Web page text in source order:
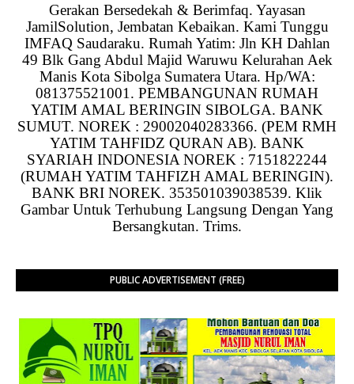
Gerakan Bersedekah & Berimfaq. Yayasan
JamilSolution, Jembatan Kebaikan. Kami Tunggu
IMFAQ Saudaraku. Rumah Yatim: Jln KH Dahlan
49 Blk Gang Abdul Majid Waruwu Kelurahan Aek
Manis Kota Sibolga Sumatera Utara. Hp/WA:
081375521001. PEMBANGUNAN RUMAH
YATIM AMAL BERINGIN SIBOLGA. BANK
SUMUT. NOREK : 29002040283366. (PEM RMH
YATIM TAHFIDZ QURAN AB). BANK
SYARIAH INDONESIA NOREK : 7151822244
(RUMAH YATIM TAHFIZH AMAL BERINGIN).
BANK BRI NOREK. 353501039038539. Klik
Gambar Untuk Terhubung Langsung Dengan Yang
Bersangkutan. Trims.
PUBLIC ADVERTISEMENT (FREE)